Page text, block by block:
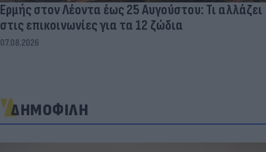
Ερμής στον Λέοντα έως 25 Αυγούστου: Τι αλλάζει
στις επικοινωνίες για τα 12 ζώδια
07.08.2026
ΔΗΜΟΦΙΛΗ